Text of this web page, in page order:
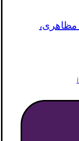
مظاهری،